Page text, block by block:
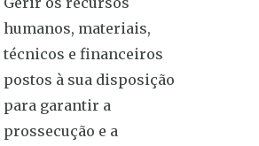
humanos, materiais,
técnicos e financeiros
postos à sua disposição
para garantir a
prossecução e a